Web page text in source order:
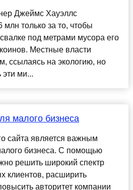
Джеймс Хауэллс
млн только за то, чтобы
под метрами мусора его
Местные власти
ссылаясь на экологию, но
эти ми...
малого бизнеса
сайта является важным
бизнеса. С помощью
решить широкий спектр
клиентов, расширить
авторитет компании